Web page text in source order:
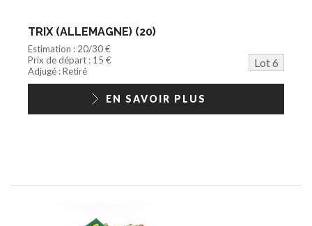
TRIX (ALLEMAGNE) (20)
Estimation : 20/30 €
Prix de départ : 15 €
Lot 6
Adjugé : Retiré
EN SAVOIR PLUS